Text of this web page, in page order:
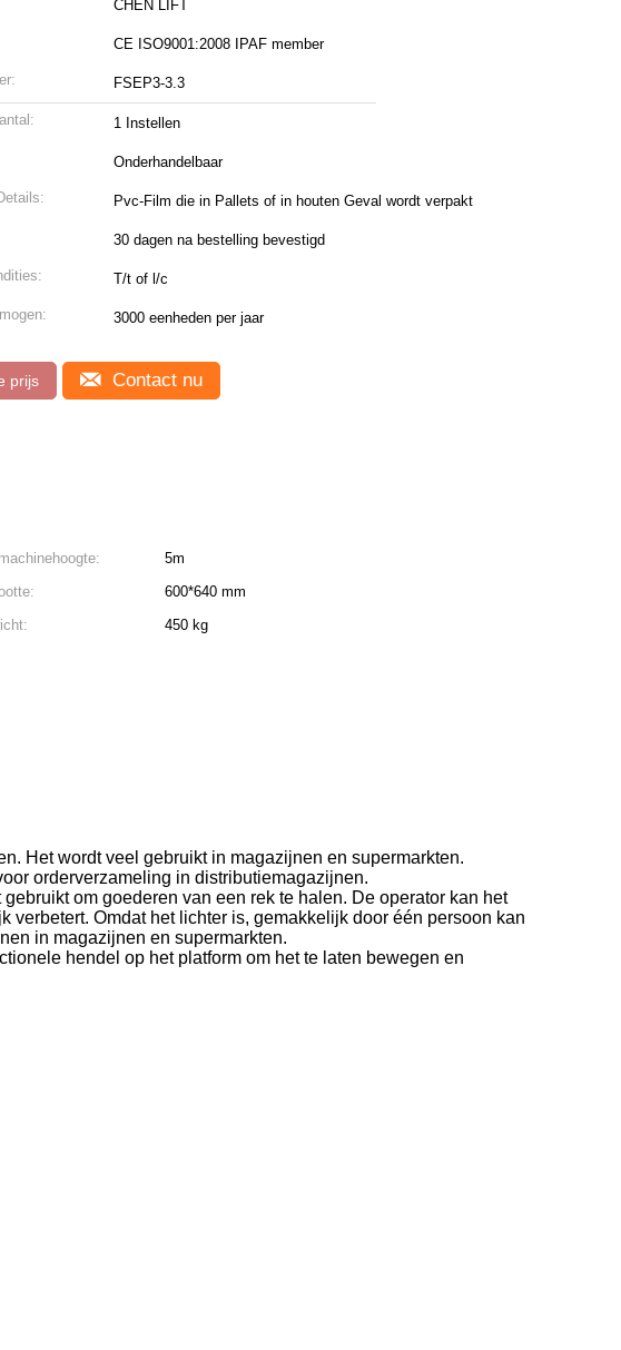
CHEN LIFT
CE ISO9001:2008 IPAF member
FSEP3-3.3
1 Instellen
Onderhandelbaar
Pvc-Film die in Pallets of in houten Geval wordt verpakt
30 dagen na bestelling bevestigd
T/t of l/c
3000 eenheden per jaar
prijs Contact nu
5m
600*640 mm
450 kg
Het wordt veel gebruikt in magazijnen en supermarkten.
orderverzameling in distributiemagazijnen.
om goederen van een rek te halen. De operator kan het
Omdat het lichter is, gemakkelijk door één persoon kan
in magazijnen en supermarkten.
hendel op het platform om het te laten bewegen en